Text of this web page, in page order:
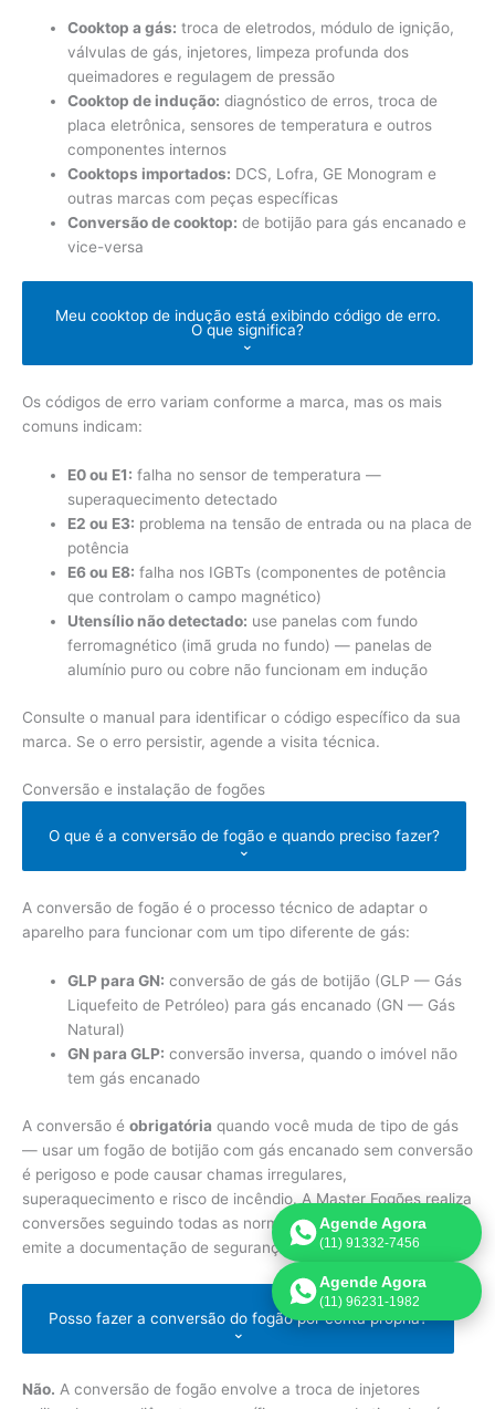
Cooktop a gás: troca de eletrodos, módulo de ignição,
válvulas de gás, injetores, limpeza profunda dos
queimadores e regulagem de pressão
Cooktop de indução: diagnóstico de erros, troca de
placa eletrônica, sensores de temperatura e outros
componentes internos
Cooktops importados: DCS, Lofra, GE Monogram e
outras marcas com peças específicas
Conversão de cooktop: de botijão para gás encanado e
vice-versa
Meu cooktop de indução está exibindo código de erro.
O que significa?
⌄
Os códigos de erro variam conforme a marca, mas os mais
comuns indicam:
E0 ou E1: falha no sensor de temperatura —
superaquecimento detectado
E2 ou E3: problema na tensão de entrada ou na placa de
potência
E6 ou E8: falha nos IGBTs (componentes de potência
que controlam o campo magnético)
Utensílio não detectado: use panelas com fundo
ferromagnético (imã gruda no fundo) — panelas de
alumínio puro ou cobre não funcionam em indução
Consulte o manual para identificar o código específico da sua
marca. Se o erro persistir, agende a visita técnica.
Conversão e instalação de fogões
O que é a conversão de fogão e quando preciso fazer?
⌄
A conversão de fogão é o processo técnico de adaptar o
aparelho para funcionar com um tipo diferente de gás:
GLP para GN: conversão de gás de botijão (GLP — Gás
Liquefeito de Petróleo) para gás encanado (GN — Gás
Natural)
GN para GLP: conversão inversa, quando o imóvel não
tem gás encanado
A conversão é obrigatória quando você muda de tipo de gás
— usar um fogão de botijão com gás encanado sem conversão
é perigoso e pode causar chamas irregulares,
superaquecimento e risco de incêndio. A Master Fogões realiza
conversões seguindo todas as normas técnicas da Comgás e
emite a documentação de segurança necessária.
Posso fazer a conversão do fogão por conta própria?
⌄
Não. A conversão de fogão envolve a troca de injetores
Agende Agora
(11) 91332-7456
Agende Agora
(11) 96231-1982